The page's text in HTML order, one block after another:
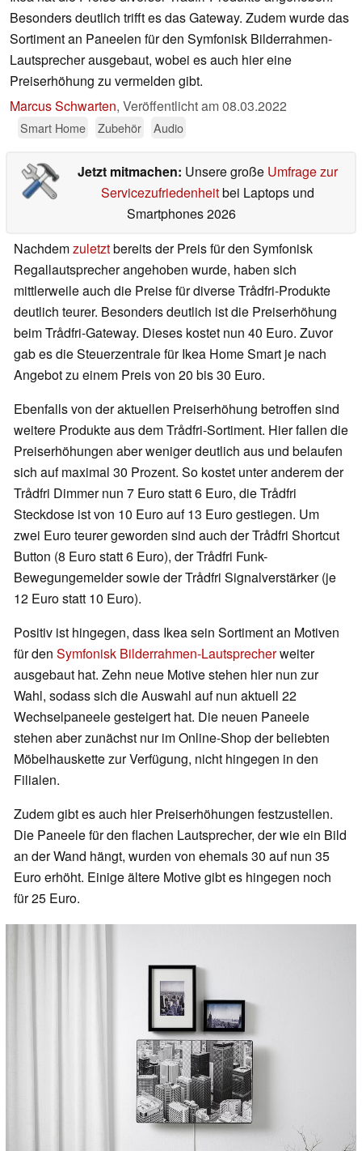
Besonders deutlich trifft es das Gateway. Zudem wurde das
Sortiment an Paneelen für den Symfonisk Bilderrahmen-
Lautsprecher ausgebaut, wobei es auch hier eine
Preiserhöhung zu vermelden gibt.
Marcus Schwarten, Veröffentlicht am08.03.2022
Smart Home Zubehör Audio
Jetzt mitmachen: Unsere große Umfrage zur
Servicezufriedenheitbei Laptops und
Smartphones 2026
Nachdemzuletztbereits der Preis für den Symfonisk
Regallautsprecher angehoben wurde, haben sich
mittlerweile auch die Preise für diverse Trådfri-Produkte
deutlich teurer. Besonders deutlich ist die Preiserhöhung
beim Trådfri-Gateway. Dieses kostet nun 40 Euro. Zuvor
gab es die Steuerzentrale für Ikea Home Smart je nach
Angebot zu einem Preis von 20 bis 30 Euro.
Ebenfalls von der aktuellen Preiserhöhung betroffen sind
weitere Produkte aus dem Trådfri-Sortiment. Hier fallen die
Preiserhöhungen aber weniger deutlich aus und belaufen
sich auf maximal 30 Prozent. So kostet unter anderem der
Trådfri Dimmer nun 7 Euro statt 6 Euro, die Trådfri
Steckdose ist von 10 Euro auf 13 Euro gestiegen. Um
zwei Euro teurer geworden sind auch der Trådfri Shortcut
Button (8 Euro statt 6 Euro), der Trådfri Funk-
Bewegungemelder sowie der Trådfri Signalverstärker (je
12 Euro statt 10 Euro).
Positiv ist hingegen, dass Ikea sein Sortiment an Motiven
für den Symfonisk Bilderrahmen-Lautsprecherweiter
ausgebaut hat. Zehn neue Motive stehen hier nun zur
Wahl, sodass sich die Auswahl auf nun aktuell 22
Wechselpaneele gesteigert hat. Die neuen Paneele
stehen aber zunächst nur im Online-Shop der beliebten
Möbelhauskette zur Verfügung, nicht hingegen in den
Filialen.
Zudem gibt es auch hier Preiserhöhungen festzustellen.
Die Paneele für den flachen Lautsprecher, der wie ein Bild
an der Wand hängt, wurden von ehemals 30 auf nun 35
Euro erhöht. Einige ältere Motive gibt es hingegen noch
für 25 Euro.